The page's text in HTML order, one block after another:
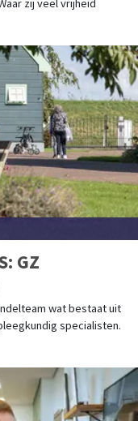
zij veel vrijheid
GZ
wat bestaat uit
specialisten.